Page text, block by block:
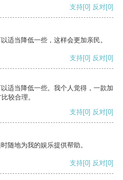
支持[0] 反对[0]
适当降低一些，这样会更加亲民。
支持[0] 反对[0]
适当降低一些。我个人觉得，一款加
较合理。
支持[0] 反对[0]
随地为我的娱乐提供帮助。
支持[0] 反对[0]